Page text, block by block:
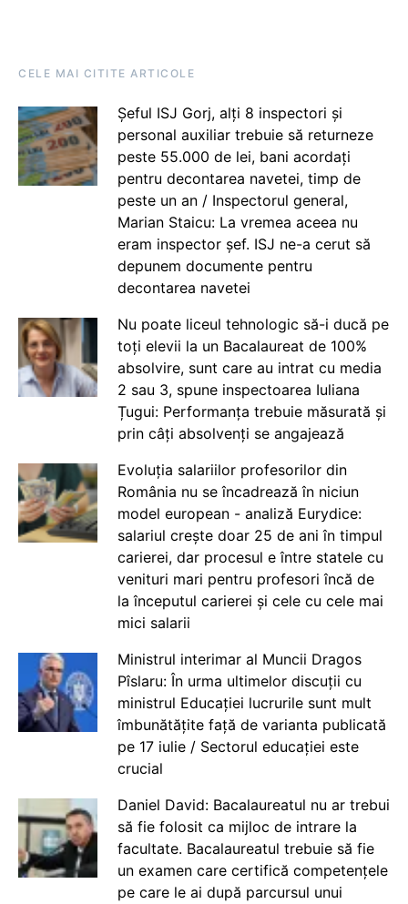
CELE MAI CITITE ARTICOLE
Șeful ISJ Gorj, alți 8 inspectori și
personal auxiliar trebuie să returneze
peste 55.000 de lei, bani acordați
pentru decontarea navetei, timp de
peste un an / Inspectorul general,
Marian Staicu: La vremea aceea nu
eram inspector șef. ISJ ne-a cerut să
depunem documente pentru
decontarea navetei
Nu poate liceul tehnologic să-i ducă pe
toți elevii la un Bacalaureat de 100%
absolvire, sunt care au intrat cu media
2 sau 3, spune inspectoarea Iuliana
Țugui: Performanța trebuie măsurată și
prin câți absolvenți se angajează
Evoluția salariilor profesorilor din
România nu se încadrează în niciun
model european - analiză Eurydice:
salariul crește doar 25 de ani în timpul
carierei, dar procesul e între statele cu
venituri mari pentru profesori încă de
la începutul carierei și cele cu cele mai
mici salarii
Ministrul interimar al Muncii Dragos
Pîslaru: În urma ultimelor discuții cu
ministrul Educației lucrurile sunt mult
îmbunătățite față de varianta publicată
pe 17 iulie / Sectorul educației este
crucial
Daniel David: Bacalaureatul nu ar trebui
să fie folosit ca mijloc de intrare la
facultate. Bacalaureatul trebuie să fie
un examen care certifică competențele
pe care le ai după parcursul unui